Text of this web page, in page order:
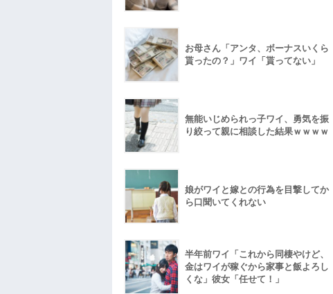
お母さん「アンタ、ボーナスいくら
貰ったの？」ワイ「貰ってない」
無能いじめられっ子ワイ、勇気を振
り絞って親に相談した結果ｗｗｗｗ
娘がワイと嫁との行為を目撃してか
ら口聞いてくれない
半年前ワイ「これから同棲やけど、
金はワイが稼ぐから家事と飯よろし
くな」彼女「任せて！」